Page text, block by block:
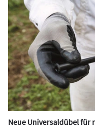
Neue Universaldübel für